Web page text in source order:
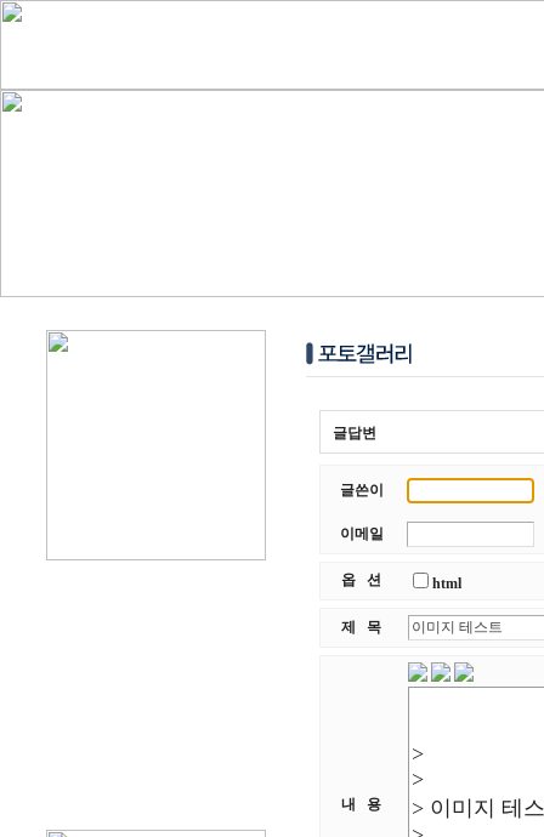
글답변
글쓴이
이메일
옵 션 html
제 목
내 용